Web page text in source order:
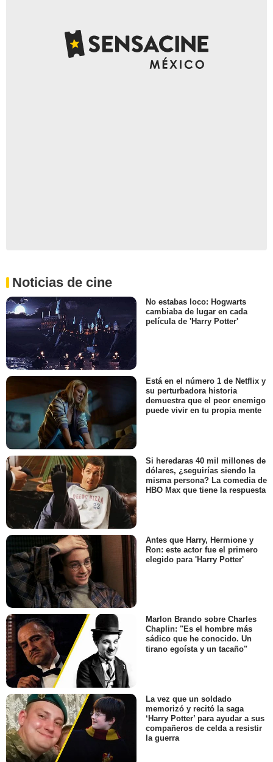
Noticias de cine
No estabas loco: Hogwarts
cambiaba de lugar en cada
película de 'Harry Potter'
Está en el número 1 de Netflix y
su perturbadora historia
demuestra que el peor enemigo
puede vivir en tu propia mente
Si heredaras 40 mil millones de
dólares, ¿seguirías siendo la
misma persona? La comedia de
HBO Max que tiene la respuesta
Antes que Harry, Hermione y
Ron: este actor fue el primero
elegido para 'Harry Potter'
Marlon Brando sobre Charles
Chaplin: "Es el hombre más
sádico que he conocido. Un
tirano egoísta y un tacaño"
La vez que un soldado
memorizó y recitó la saga
‘Harry Potter’ para ayudar a sus
compañeros de celda a resistir
la guerra